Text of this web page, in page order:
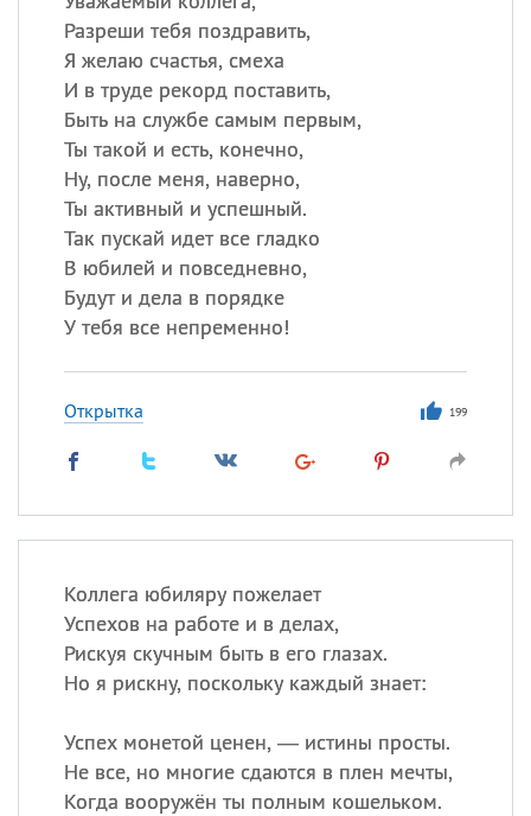
Разреши тебя поздравить,
Я желаю счастья, смеха
И в труде рекорд поставить,
Быть на службе самым первым,
Ты такой и есть, конечно,
Ну, после меня, наверно,
Ты активный и успешный.
Так пускай идет все гладко
В юбилей и повседневно,
Будут и дела в порядке
У тебя все непременно!
Открытка 199
Коллега юбиляру пожелает
Успехов на работе и в делах,
Рискуя скучным быть в его глазах.
Но я рискну, поскольку каждый знает:
Успех монетой ценен, — истины просты.
Не все, но многие сдаются в плен мечты,
Когда вооружён ты полным кошельком.